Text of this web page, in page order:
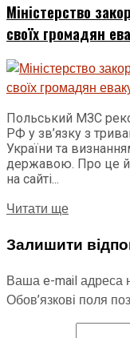
Міністерство
своїх громадян
Польський МЗС
РФ у зв’язку з
України та
державою. Про це
на сайті...
Читати ще
Залишити
Ваша e-mail адреса
Обов’язкові поля